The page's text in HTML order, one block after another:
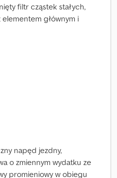
filtr cząstek stałych,
głównym i
napęd jezdny,
o zmiennym wydatku ze
promieniowy w obiegu